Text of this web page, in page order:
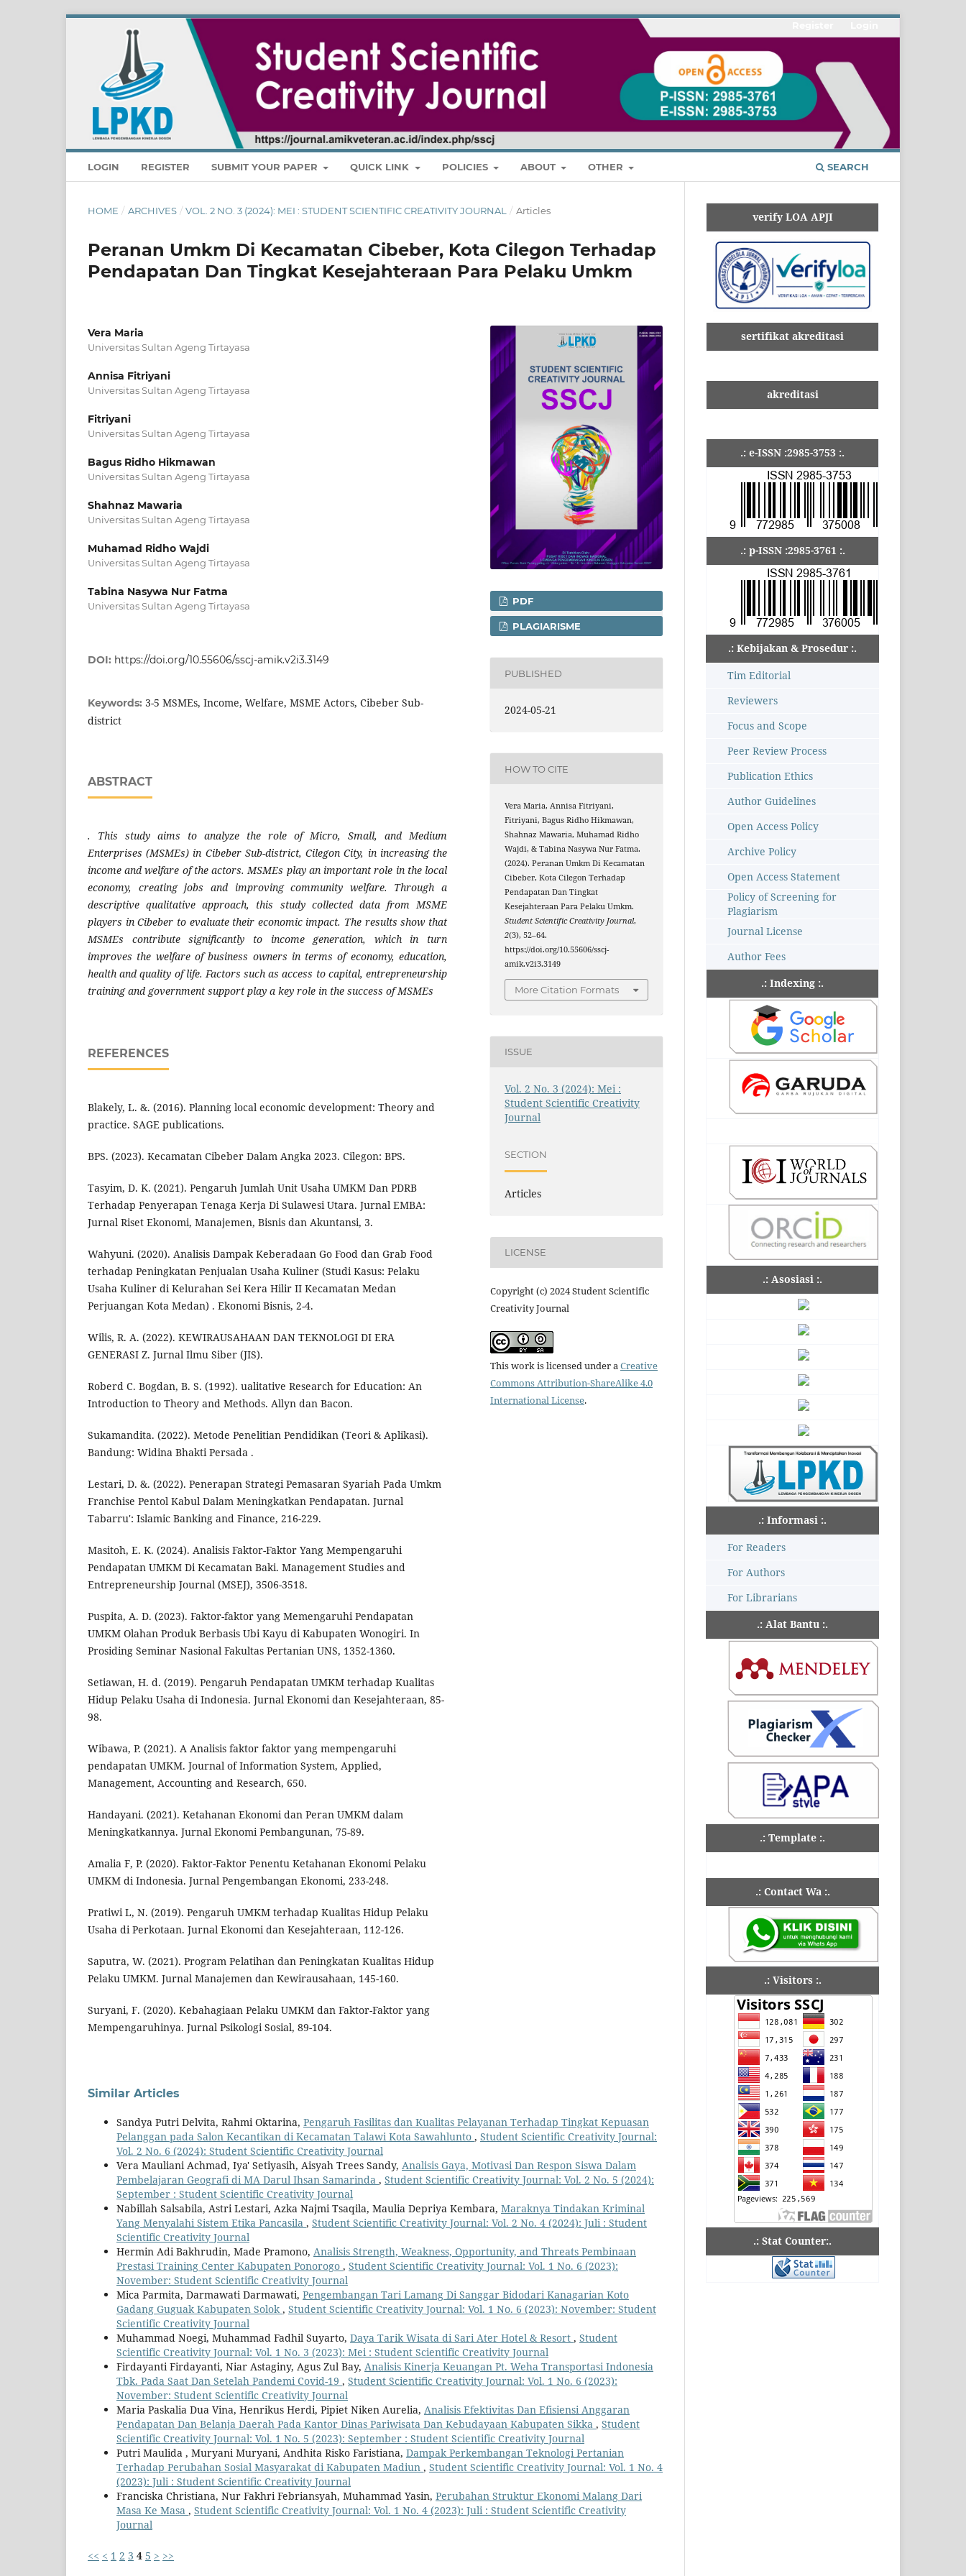
LOGIN REGISTER SUBMIT YOUR PAPER QUICK LINK POLICIES ABOUT OTHER SEARCH
HOME / ARCHIVES / VOL. 2 NO. 3 (2024): MEI : STUDENT SCIENTIFIC CREATIVITY JOURNAL / Articles
Peranan Umkm Di Kecamatan Cibeber, Kota Cilegon Terhadap
Pendapatan Dan Tingkat Kesejahteraan Para Pelaku Umkm
Vera Maria
Universitas Sultan Ageng Tirtayasa
Annisa Fitriyani
Universitas Sultan Ageng Tirtayasa
Fitriyani
Universitas Sultan Ageng Tirtayasa
Bagus Ridho Hikmawan
Universitas Sultan Ageng Tirtayasa
Shahnaz Mawaria
Universitas Sultan Ageng Tirtayasa
Muhamad Ridho Wajdi
Universitas Sultan Ageng Tirtayasa
Tabina Nasywa Nur Fatma
Universitas Sultan Ageng Tirtayasa
DOI: https://doi.org/10.55606/sscj-amik.v2i3.3149
Keywords: 3-5 MSMEs, Income, Welfare, MSME Actors, Cibeber Sub-
district
ABSTRACT
. This study aims to analyze the role of Micro, Small, and Medium
Enterprises (MSMEs) in Cibeber Sub-district, Cilegon City, in increasing the
income and welfare of the actors. MSMEs play an important role in the local
economy, creating jobs and improving community welfare. Through a
descriptive qualitative approach, this study collected data from MSME
players in Cibeber to evaluate their economic impact. The results show that
MSMEs contribute significantly to income generation, which in turn
improves the welfare of business owners in terms of economy, education,
health and quality of life. Factors such as access to capital, entrepreneurship
training and government support play a key role in the success of MSMEs
REFERENCES
Blakely, L. &. (2016). Planning local economic development: Theory and
practice. SAGE publications.
BPS. (2023). Kecamatan Cibeber Dalam Angka 2023. Cilegon: BPS.
Tasyim, D. K. (2021). Pengaruh Jumlah Unit Usaha UMKM Dan PDRB
Terhadap Penyerapan Tenaga Kerja Di Sulawesi Utara. Jurnal EMBA:
Jurnal Riset Ekonomi, Manajemen, Bisnis dan Akuntansi, 3.
Wahyuni. (2020). Analisis Dampak Keberadaan Go Food dan Grab Food
terhadap Peningkatan Penjualan Usaha Kuliner (Studi Kasus: Pelaku
Usaha Kuliner di Kelurahan Sei Kera Hilir II Kecamatan Medan
Perjuangan Kota Medan) . Ekonomi Bisnis, 2-4.
Wilis, R. A. (2022). KEWIRAUSAHAAN DAN TEKNOLOGI DI ERA
GENERASI Z. Jurnal Ilmu Siber (JIS).
Roberd C. Bogdan, B. S. (1992). ualitative Research for Education: An
Introduction to Theory and Methods. Allyn dan Bacon.
Sukamandita. (2022). Metode Penelitian Pendidikan (Teori & Aplikasi).
Bandung: Widina Bhakti Persada .
Lestari, D. &. (2022). Penerapan Strategi Pemasaran Syariah Pada Umkm
Franchise Pentol Kabul Dalam Meningkatkan Pendapatan. Jurnal
Tabarru': Islamic Banking and Finance, 216-229.
Masitoh, E. K. (2024). Analisis Faktor-Faktor Yang Mempengaruhi
Pendapatan UMKM Di Kecamatan Baki. Management Studies and
Entrepreneurship Journal (MSEJ), 3506-3518.
Puspita, A. D. (2023). Faktor-faktor yang Memengaruhi Pendapatan
UMKM Olahan Produk Berbasis Ubi Kayu di Kabupaten Wonogiri. In
Prosiding Seminar Nasional Fakultas Pertanian UNS, 1352-1360.
Setiawan, H. d. (2019). Pengaruh Pendapatan UMKM terhadap Kualitas
Hidup Pelaku Usaha di Indonesia. Jurnal Ekonomi dan Kesejahteraan, 85-
98.
Wibawa, P. (2021). A Analisis faktor faktor yang mempengaruhi
pendapatan UMKM. Journal of Information System, Applied,
Management, Accounting and Research, 650.
Handayani. (2021). Ketahanan Ekonomi dan Peran UMKM dalam
Meningkatkannya. Jurnal Ekonomi Pembangunan, 75-89.
Amalia F, P. (2020). Faktor-Faktor Penentu Ketahanan Ekonomi Pelaku
UMKM di Indonesia. Jurnal Pengembangan Ekonomi, 233-248.
Pratiwi L, N. (2019). Pengaruh UMKM terhadap Kualitas Hidup Pelaku
Usaha di Perkotaan. Jurnal Ekonomi dan Kesejahteraan, 112-126.
Saputra, W. (2021). Program Pelatihan dan Peningkatan Kualitas Hidup
Pelaku UMKM. Jurnal Manajemen dan Kewirausahaan, 145-160.
Suryani, F. (2020). Kebahagiaan Pelaku UMKM dan Faktor-Faktor yang
Mempengaruhinya. Jurnal Psikologi Sosial, 89-104.
PDF
PLAGIARISME
PUBLISHED
2024-05-21
HOW TO CITE
Vera Maria, Annisa Fitriyani,
Fitriyani, Bagus Ridho Hikmawan,
Shahnaz Mawaria, Muhamad Ridho
Wajdi, & Tabina Nasywa Nur Fatma.
(2024). Peranan Umkm Di Kecamatan
Cibeber, Kota Cilegon Terhadap
Pendapatan Dan Tingkat
Kesejahteraan Para Pelaku Umkm.
Student Scientific Creativity Journal,
2(3), 52–64.
https://doi.org/10.55606/sscj-
amik.v2i3.3149
More Citation Formats
ISSUE
Vol. 2 No. 3 (2024): Mei :
Student Scientific Creativity
Journal
SECTION
Articles
LICENSE
Copyright (c) 2024 Student Scientific
Creativity Journal
This work is licensed under aCreative
Commons Attribution-ShareAlike 4.0
International License.
Similar Articles
Sandya Putri Delvita, Rahmi Oktarina, Pengaruh Fasilitas dan Kualitas Pelayanan Terhadap Tingkat Kepuasan
Pelanggan pada Salon Kecantikan di Kecamatan Talawi Kota Sawahlunto , Student Scientific Creativity Journal:
Vol. 2 No. 6 (2024): Student Scientific Creativity Journal
Vera Mauliani Achmad, Iya' Setiyasih, Aisyah Trees Sandy, Analisis Gaya, Motivasi Dan Respon Siswa Dalam
Pembelajaran Geografi di MA Darul Ihsan Samarinda , Student Scientific Creativity Journal: Vol. 2 No. 5 (2024):
September : Student Scientific Creativity Journal
Nabillah Salsabila, Astri Lestari, Azka Najmi Tsaqila, Maulia Depriya Kembara, Maraknya Tindakan Kriminal
Yang Menyalahi Sistem Etika Pancasila , Student Scientific Creativity Journal: Vol. 2 No. 4 (2024): Juli : Student
Scientific Creativity Journal
Hermin Adi Bakhrudin, Made Pramono, Analisis Strength, Weakness, Opportunity, and Threats Pembinaan
Prestasi Training Center Kabupaten Ponorogo , Student Scientific Creativity Journal: Vol. 1 No. 6 (2023):
November: Student Scientific Creativity Journal
Mica Parmita, Darmawati Darmawati, Pengembangan Tari Lamang Di Sanggar Bidodari Kanagarian Koto
Gadang Guguak Kabupaten Solok , Student Scientific Creativity Journal: Vol. 1 No. 6 (2023): November: Student
Scientific Creativity Journal
Muhammad Noegi, Muhammad Fadhil Suyarto, Daya Tarik Wisata di Sari Ater Hotel & Resort , Student
Scientific Creativity Journal: Vol. 1 No. 3 (2023): Mei : Student Scientific Creativity Journal
Firdayanti Firdayanti, Niar Astaginy, Agus Zul Bay, Analisis Kinerja Keuangan Pt. Weha Transportasi Indonesia
Tbk. Pada Saat Dan Setelah Pandemi Covid-19 , Student Scientific Creativity Journal: Vol. 1 No. 6 (2023):
November: Student Scientific Creativity Journal
Maria Paskalia Dua Vina, Henrikus Herdi, Pipiet Niken Aurelia, Analisis Efektivitas Dan Efisiensi Anggaran
Pendapatan Dan Belanja Daerah Pada Kantor Dinas Pariwisata Dan Kebudayaan Kabupaten Sikka , Student
Scientific Creativity Journal: Vol. 1 No. 5 (2023): September : Student Scientific Creativity Journal
Putri Maulida , Muryani Muryani, Andhita Risko Faristiana, Dampak Perkembangan Teknologi Pertanian
Terhadap Perubahan Sosial Masyarakat di Kabupaten Madiun , Student Scientific Creativity Journal: Vol. 1 No. 4
(2023): Juli : Student Scientific Creativity Journal
Franciska Christiana, Nur Fakhri Febriansyah, Muhammad Yasin, Perubahan Struktur Ekonomi Malang Dari
Masa Ke Masa , Student Scientific Creativity Journal: Vol. 1 No. 4 (2023): Juli : Student Scientific Creativity
Journal
<< < 1 2 3 4 5 > >>
verify LOA APJI
sertifikat akreditasi
akreditasi
.: e-ISSN :2985-3753 :.
.: p-ISSN :2985-3761 :.
.: Kebijakan & Prosedur :.
Tim Editorial
Reviewers
Focus and Scope
Peer Review Process
Publication Ethics
Author Guidelines
Open Access Policy
Archive Policy
Open Access Statement
Policy of Screening for
Plagiarism
Journal License
Author Fees
.: Indexing :.
.: Asosiasi :.
.: Informasi :.
For Readers
For Authors
For Librarians
.: Alat Bantu :.
.: Template :.
.: Contact Wa :.
.: Visitors :.
.: Stat Counter:.